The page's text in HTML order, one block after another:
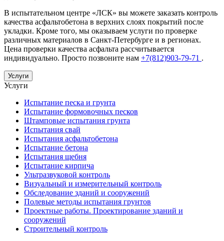
В испытательном центре «ЛСК» вы можете заказать контроль
качества асфальтобетона в верхних слоях покрытий после
укладки. Кроме того, мы оказываем услуги по проверке
различных материалов в Санкт-Петербурге и в регионах.
Цена проверки качества асфальта рассчитывается
индивидуально. Просто позвоните нам +7(812)903-79-71 .
Услуги
Услуги
Испытание песка и грунта
Испытание формовочных песков
Штамповые испытания грунта
Испытания свай
Испытания асфальтобетона
Испытание бетона
Испытания щебня
Испытание кирпича
Ультразвуковой контроль
Визуальный и измерительный контроль
Обследование зданий и сооружений
Полевые методы испытания грунтов
Проектные работы. Проектирование зданий и
сооружений
Строительный контроль